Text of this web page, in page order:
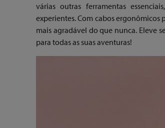
várias outras ferramentas
experientes. Com cabos
mais agradável do que nunca. Eleve
para todas as suas aventuras!